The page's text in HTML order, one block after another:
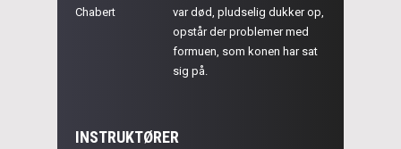
Chabert
var død, pludselig dukker op,
opstår der problemer med
formuen, som konen har sat
sig på.
INSTRUKTØRER